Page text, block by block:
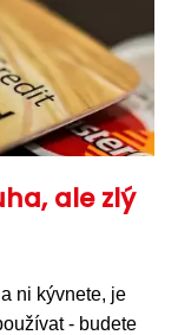
ale zlý
ni kývnete, je
- budete